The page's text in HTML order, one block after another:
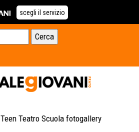
scegli il servizio
Teen Teatro Scuola fotogallery